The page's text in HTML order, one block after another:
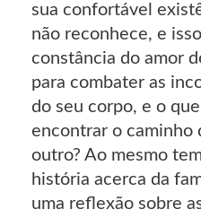
sua confortável
não reconhece, e
constância do amor
para combater as
do seu corpo, e o
encontrar o caminho
outro? Ao mesmo
história acerca da
uma reflexão sobre